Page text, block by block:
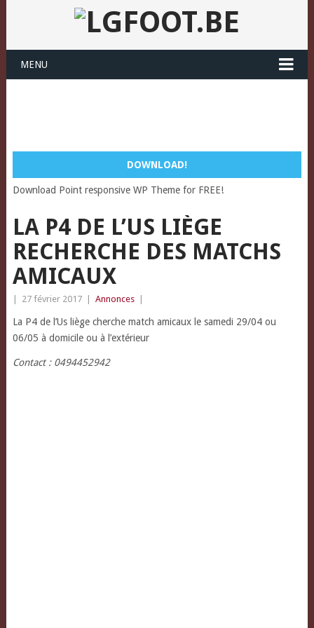
MENU
DOWNLOAD!
Download Point responsive WP Theme for FREE!
LA P4 DE L’US LIÈGE
RECHERCHE DES MATCHS
AMICAUX
27 février 2017 Annonces
La P4 de l’Us liège cherche match amicaux le samedi 29/04 ou
06/05 à domicile ou à l’extérieur
Contact : 0494452942